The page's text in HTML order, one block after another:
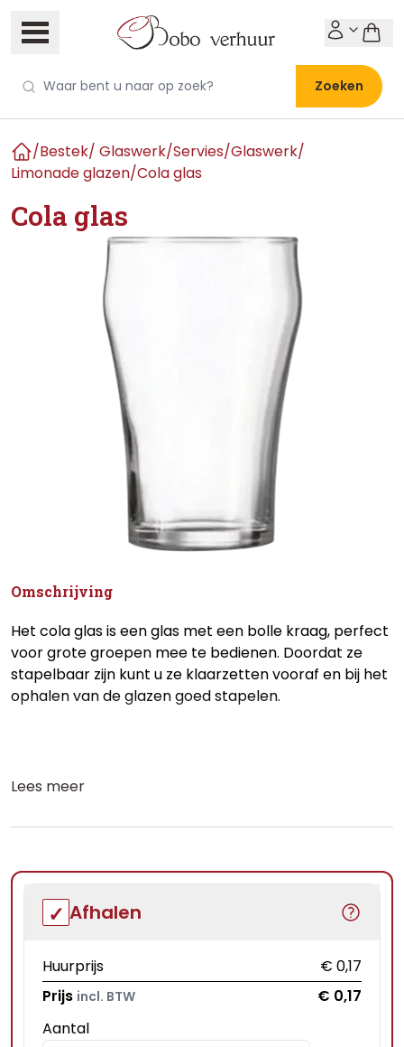
Zoeken
Home
/Bestek/ Glaswerk/Servies/Glaswerk/
Limonade glazen/Cola glas
Cola glas
Omschrijving
Het cola glas is een glas met een bolle kraag, perfect
voor grote groepen mee te bedienen. Doordat ze
stapelbaar zijn kunt u ze klaarzetten vooraf en bij het
ophalen van de glazen goed stapelen.
Lees meer
Afhalen
Huurprijs
€ 0,17
Prijs incl. BTW
€ 0,17
Aantal